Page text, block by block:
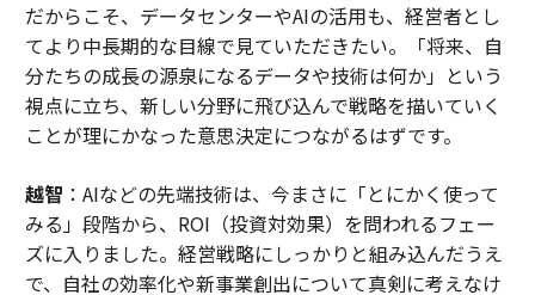
だからこそ、データセンターやAIの活用も、経営者とし
てより中長期的な目線で見ていただきたい。「将来、自
分たちの成長の源泉になるデータや技術は何か」という
視点に立ち、新しい分野に飛び込んで戦略を描いていく
ことが理にかなった意思決定につながるはずです。
越智 ：AIなどの先端技術は、今まさに「とにかく使って
みる」段階から、ROI（投資対効果）を問われるフェー
ズに入りました。経営戦略にしっかりと組み込んだうえ
で、自社の効率化や新事業創出について真剣に考えなけ